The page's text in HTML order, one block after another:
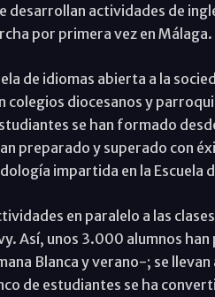
desarrollan actividades de
por primera vez en Málaga.
de idiomas abierta a la
colegios diocesanos y
se han formado
preparado y superado con
impartida en la Escuela
en paralelo a las
Así, unos 3.000 alumnos
Blanca y verano-; se
de estudiantes se ha